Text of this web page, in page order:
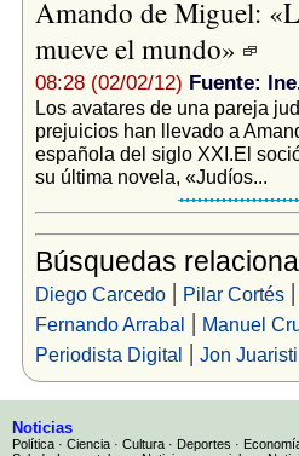
Amando de Miguel:
mueve el mundo»
08:28 (02/02/12) Fuente:
Los avatares de una pareja
prejuicios han llevado a
española del siglo XXI.El
su última novela, «Judíos...
Búsquedas
Diego Carcedo| Pilar Cortés|
Fernando Arrabal | Manuel
Periodista Digital | Jon Juaristi
Noticias
Política · Ciencia · Cultura · Deportes ·